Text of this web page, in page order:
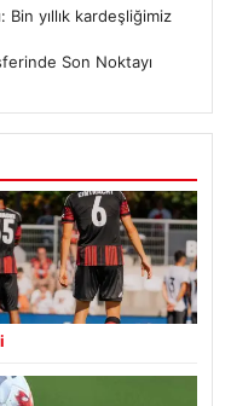
Bin yıllık kardeşliğimiz
Son Noktayı